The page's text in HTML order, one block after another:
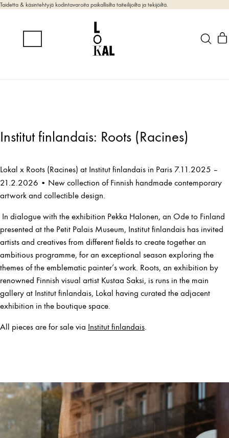
Taidetta & käsintehtyjä kodintavaroita paikallisilta taiteilijoilta ja tekijöiltä.
Institut finlandais: Roots (Racines)
Lokal x Roots (Racines) at Institut finlandais in Paris 7.11.2025 –
21.2.2026 • New collection of Finnish handmade contemporary
artwork and collectible design.
In dialogue with the exhibition Pekka Halonen, an Ode to Finland
presented at the Petit Palais Museum, Institut finlandais has invited
artists and creatives from different fields to create together an
ambitious programme, for an exceptional season exploring the
themes of the emblematic painter’s work. Roots, an exhibition by
renowned Finnish visual artist Kustaa Saksi, is runs in the main
gallery at Institut finlandais, Lokal having curated the adjacent
exhibition in the boutique space.
All pieces are for sale via Institut finlandais.